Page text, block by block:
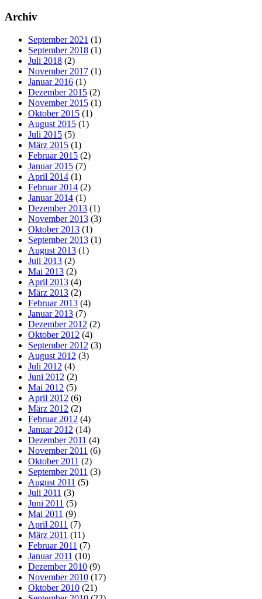
Archiv
September 2021 (1)
September 2018 (1)
Juli 2018 (2)
November 2017 (1)
Januar 2016 (1)
Dezember 2015 (2)
November 2015 (1)
Oktober 2015 (1)
August 2015 (1)
Juli 2015 (5)
März 2015 (1)
Februar 2015 (2)
Januar 2015 (7)
April 2014 (1)
Februar 2014 (2)
Januar 2014 (1)
Dezember 2013 (1)
November 2013 (3)
Oktober 2013 (1)
September 2013 (1)
August 2013 (1)
Juli 2013 (2)
Mai 2013 (2)
April 2013 (4)
März 2013 (2)
Februar 2013 (4)
Januar 2013 (7)
Dezember 2012 (2)
Oktober 2012 (4)
September 2012 (3)
August 2012 (3)
Juli 2012 (4)
Juni 2012 (2)
Mai 2012 (5)
April 2012 (6)
März 2012 (2)
Februar 2012 (4)
Januar 2012 (14)
Dezember 2011 (4)
November 2011 (6)
Oktober 2011 (2)
September 2011 (3)
August 2011 (5)
Juli 2011 (3)
Juni 2011 (5)
Mai 2011 (9)
April 2011 (7)
März 2011 (11)
Februar 2011 (7)
Januar 2011 (10)
Dezember 2010 (9)
November 2010 (17)
Oktober 2010 (21)